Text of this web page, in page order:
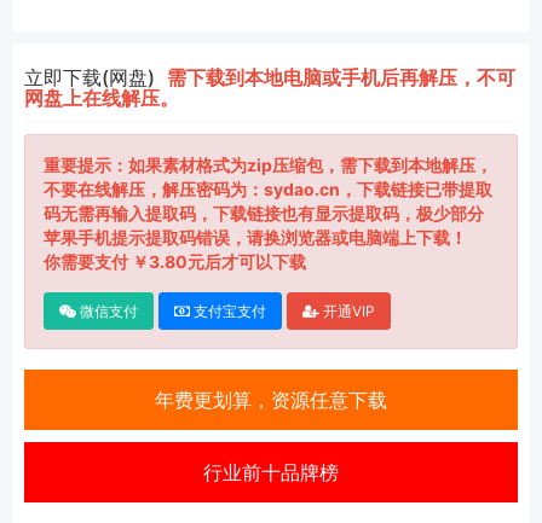
立即下载(网盘) 需下载到本地电脑或手机后再解压，不可
网盘上在线解压。
重要提示：如果素材格式为zip压缩包，需下载到本地解压，
不要在线解压，解压密码为：sydao.cn，下载链接已带提取
码无需再输入提取码，下载链接也有显示提取码，极少部分
苹果手机提示提取码错误，请换浏览器或电脑端上下载！
你需要支付 ￥3.80元后才可以下载
微信支付 支付宝支付 开通VIP
年费更划算，资源任意下载
行业前十品牌榜